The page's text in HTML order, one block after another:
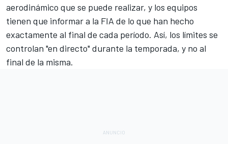
aerodinámico que se puede realizar, y los equipos
tienen que informar a la FIA de lo que han hecho
exactamente al final de cada período. Así, los límites se
controlan "en directo" durante la temporada, y no al
final de la misma.